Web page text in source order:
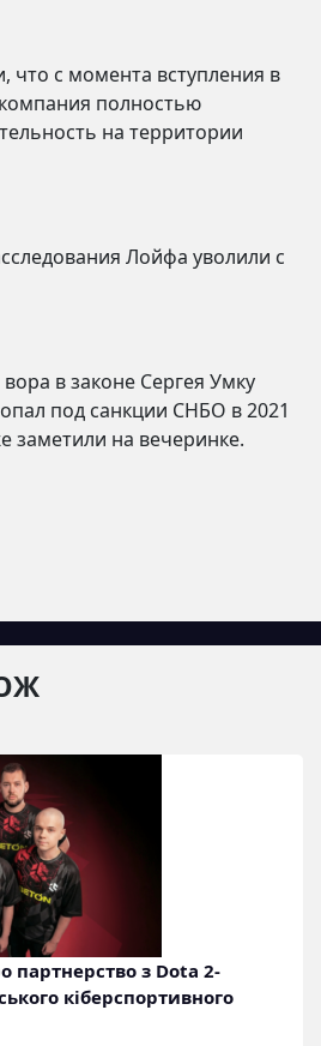
что с момента вступления в
полностью
на территории
Лойфа уволили с
в законе Сергея Умку
под санкции СНБО в 2021
заметили на вечеринке.
партнерство з Dota 2-
кіберспортивного